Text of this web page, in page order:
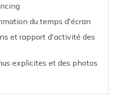
du temps d'écran
et rapport d'activité des
explicites et des photos